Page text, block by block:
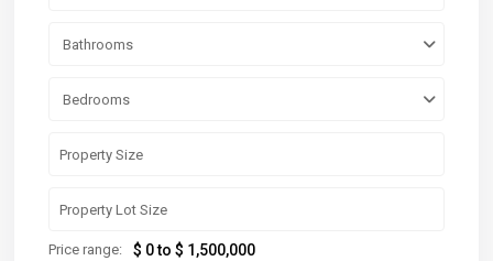
Bathrooms
Bedrooms
Price range: $ 0 to $ 1,500,000